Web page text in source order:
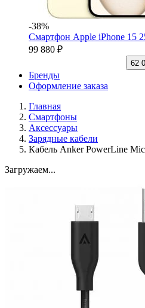
-38%
Смартфон Apple iPhone 15
99 880 ₽
62
Бренды
Оформление заказа
Главная
Смартфоны
Аксессуары
Зарядные кабели
Кабель Anker PowerLine
Загружаем...